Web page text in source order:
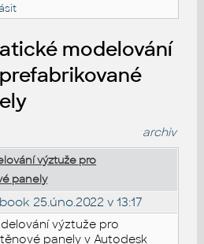
modelování
archiv
výztuže pro
panely
25.úno.2022 v 13:17
výztuže pro
panely v Autodesk